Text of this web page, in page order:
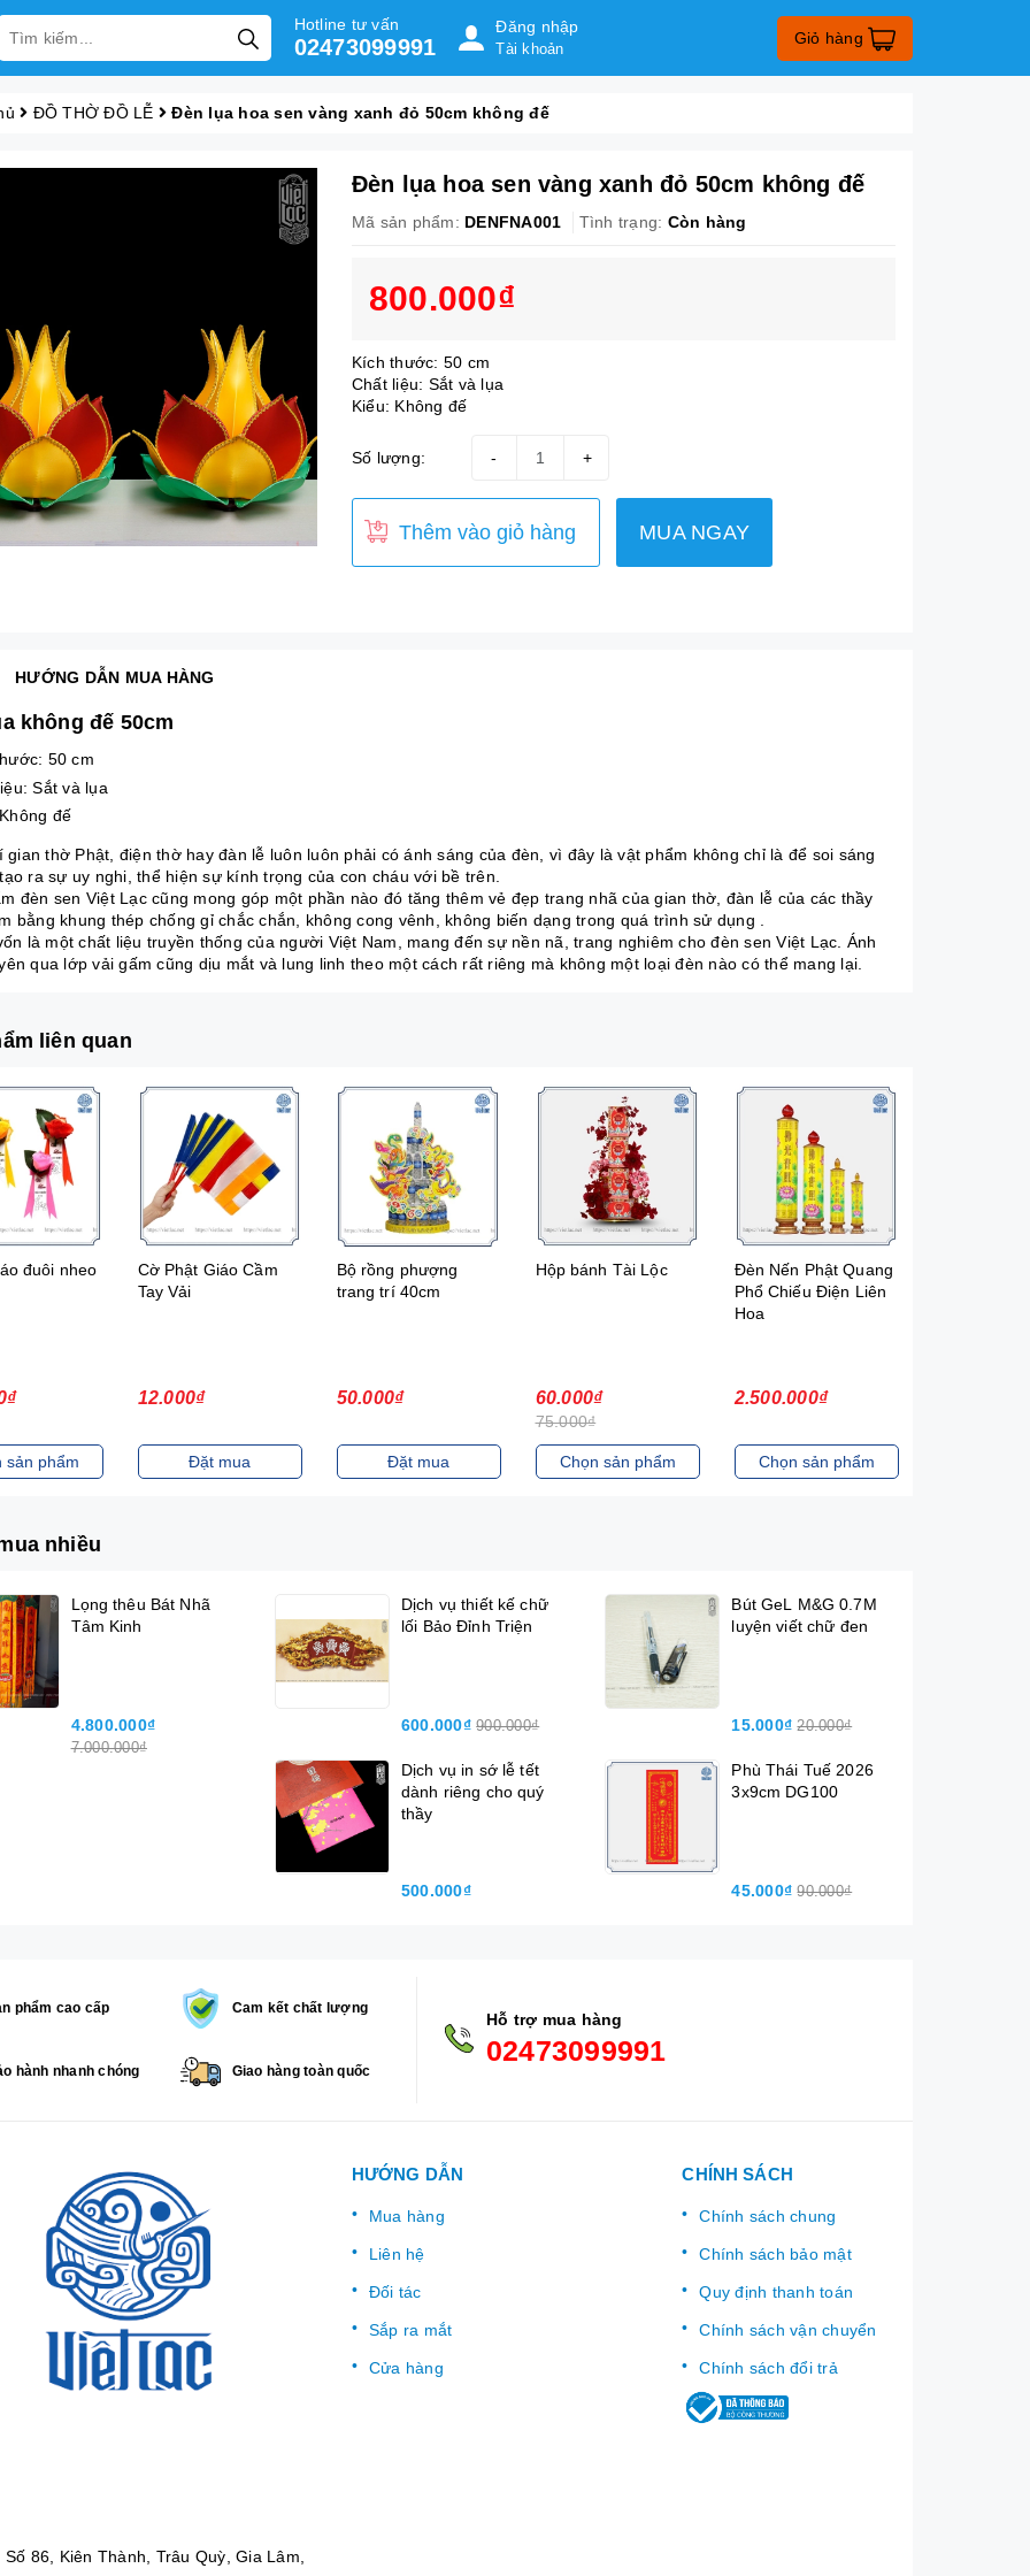
Hotline tư vấn
02473099991
Đăng nhập
Tài khoản
Giỏ hàng
ĐỒ THỜ ĐỒ LỄ Đèn lụa hoa sen vàng xanh đỏ 50cm không đế
Đèn lụa hoa sen vàng xanh đỏ 50cm không đế
Mã sản phẩm: DENFNA001 Tình trạng: Còn hàng
800.000₫
Kích thước: 50 cm
Chất liệu: Sắt và lụa
Kiểu: Không đế
Số lượng: +
-
Thêm vào giỏ hàng MUA NGAY
HƯỚNG DẪN MUA HÀNG
không đế 50cm
50 cm
Sắt và lụa
đế
gian thờ Phật, điện thờ hay đàn lễ luôn luôn phải có ánh sáng của đèn, vì đây là vật phẩm không chỉ là để soi sáng
ra sự uy nghi, thể hiện sự kính trọng của con cháu với bề trên.
đèn sen Việt Lạc cũng mong góp một phần nào đó tăng thêm vẻ đẹp trang nhã của gian thờ, đàn lễ của các thầy
bằng khung thép chống gỉ chắc chắn, không cong vênh, không biến dạng trong quá trình sử dụng .
là một chất liệu truyền thống của người Việt Nam, mang đến sự nền nã, trang nghiêm cho đèn sen Việt Lạc. Ánh
qua lớp vải gấm cũng dịu mắt và lung linh theo một cách rất riêng mà không một loại đèn nào có thể mang lại.
liên quan
đuôi nheo
sản phẩm
Cờ Phật Giáo Cầm
Tay Vải
12.000₫
Đặt mua
Bộ rồng phượng
trang trí 40cm
50.000₫
Đặt mua
Hộp bánh Tài Lộc
60.000₫
75.000₫
Chọn sản phẩm
Đèn Nến Phật Quang
Phổ Chiếu Điện Liên
Hoa
2.500.000₫
Chọn sản phẩm
nhiều
Lọng thêu Bát Nhã
Tâm Kinh
4.800.000₫
7.000.000₫
Dịch vụ thiết kế chữ
lối Bảo Đỉnh Triện
600.000₫ 900.000₫
Bút GeL M&G 0.7M
luyện viết chữ đen
15.000₫ 20.000₫
Dịch vụ in sớ lễ tết
dành riêng cho quý
thầy
500.000₫
Phù Thái Tuế 2026
3x9cm DG100
45.000₫ 90.000₫
phẩm cao cấp Cam kết chất lượng
hành nhanh chóng Giao hàng toàn quốc
Hỗ trợ mua hàng
02473099991
Số 86, Kiên Thành, Trâu Quỳ, Gia Lâm,
HƯỚNG DẪN
Mua hàng
Liên hệ
Đối tác
Sắp ra mắt
Cửa hàng
CHÍNH SÁCH
Chính sách chung
Chính sách bảo mật
Quy định thanh toán
Chính sách vận chuyển
Chính sách đổi trả